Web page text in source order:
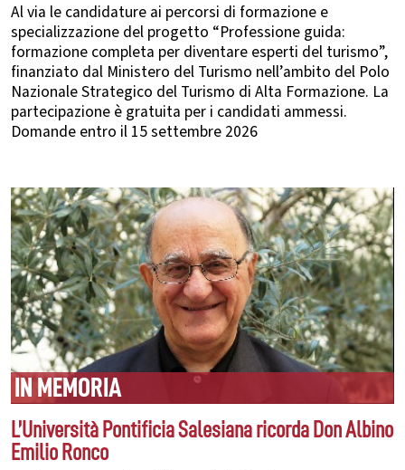
Al via le candidature ai percorsi di formazione e
specializzazione del progetto “Professione guida:
formazione completa per diventare esperti del turismo”,
finanziato dal Ministero del Turismo nell’ambito del Polo
Nazionale Strategico del Turismo di Alta Formazione. La
partecipazione è gratuita per i candidati ammessi.
Domande entro il 15 settembre 2026
IN MEMORIA
L’Università Pontificia Salesiana ricorda Don Albino
Emilio Ronco